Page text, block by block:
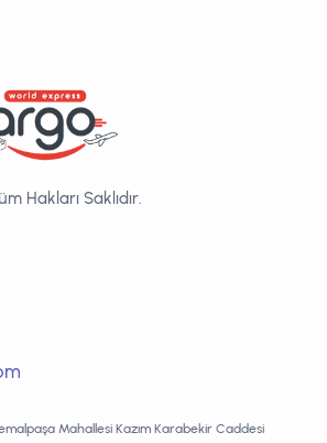
Hakları Saklıdır.
Mahallesi Kazım Karabekir Caddesi